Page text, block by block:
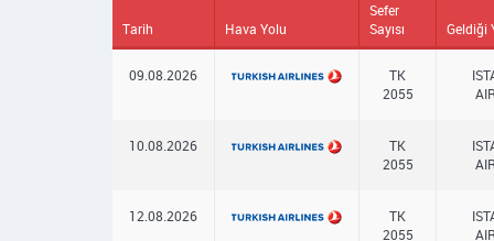
Tarih Hava Yolu
Sefer
Sayısı
Geldiği
09.08.2026
TK
2055
10.08.2026
TK
2055
12.08.2026
TK
2055